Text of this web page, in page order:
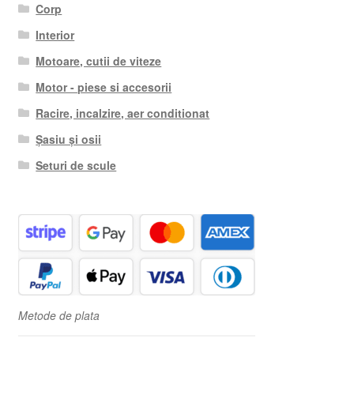
Corp
Interior
Motoare, cutii de viteze
Motor - piese si accesorii
Racire, incalzire, aer conditionat
Șasiu și osii
Seturi de scule
Metode de plata